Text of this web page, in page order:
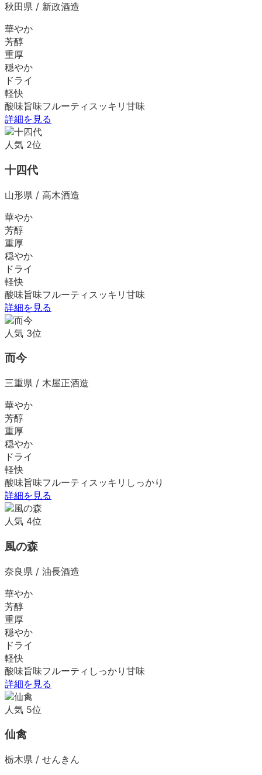
秋田県 / 新政酒造
華やか
芳醇
重厚
穏やか
ドライ
軽快
酸味旨味フルーティ スッキリ 甘味
詳細を見る
人気 2位
十四代
山形県 / 高木酒造
華やか
芳醇
重厚
穏やか
ドライ
軽快
酸味旨味フルーティ スッキリ 甘味
詳細を見る
人気 3位
而今
三重県 / 木屋正酒造
華やか
芳醇
重厚
穏やか
ドライ
軽快
酸味旨味フルーティ スッキリ しっかり
詳細を見る
人気 4位
風の森
奈良県 / 油長酒造
華やか
芳醇
重厚
穏やか
ドライ
軽快
酸味旨味フルーティ しっかり 甘味
詳細を見る
人気 5位
仙禽
栃木県 / せんきん